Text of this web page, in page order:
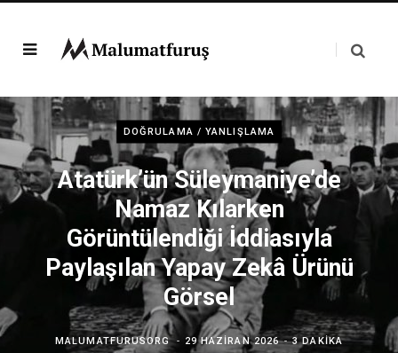
DOĞRULAMA / YANLIŞLAMA
Atatürk’ün Süleymaniye’de
Namaz Kılarken
Görüntülendiği İddiasıyla
Paylaşılan Yapay Zekâ Ürünü
Görsel
MALUMATFURUSORG 29 HAZIRAN 2026 3 DAKIKA